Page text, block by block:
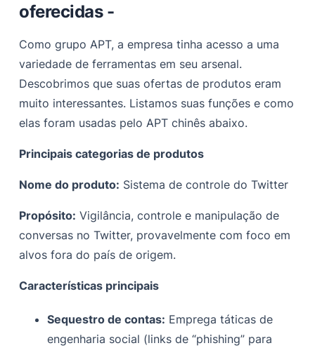
oferecidas -
Como grupo APT, a empresa tinha acesso a uma
variedade de ferramentas em seu arsenal.
Descobrimos que suas ofertas de produtos eram
muito interessantes. Listamos suas funções e como
elas foram usadas pelo APT chinês abaixo.
Principais categorias de produtos
Nome do produto: Sistema de controle do Twitter
Propósito: Vigilância, controle e manipulação de
conversas no Twitter, provavelmente com foco em
alvos fora do país de origem.
Características principais
Sequestro de contas: Emprega táticas de
engenharia social (links de “phishing” para